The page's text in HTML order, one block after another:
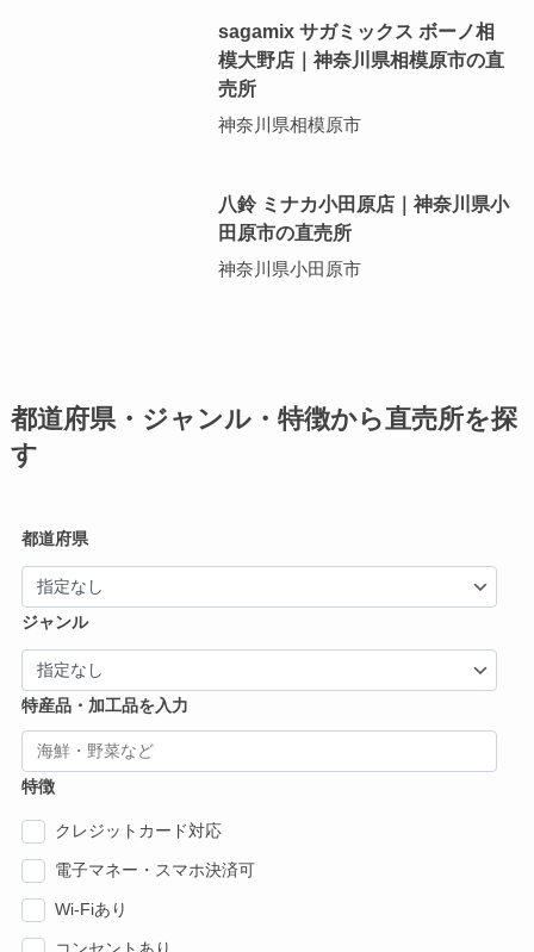
sagamix サガミックス ボーノ相
模大野店｜神奈川県相模原市の直
売所
神奈川県相模原市
八鈴 ミナカ小田原店｜神奈川県小
田原市の直売所
神奈川県小田原市
都道府県・ジャンル・特徴から直売所を探
す
都道府県
ジャンル
特産品・加工品を入力
特徴
クレジットカード対応
電子マネー・スマホ決済可
Wi-Fiあり